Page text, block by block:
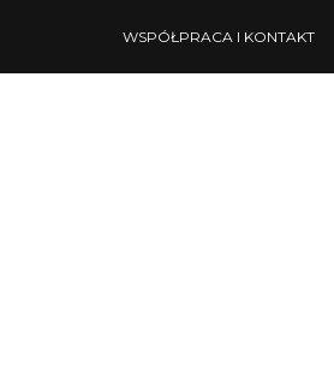
WSPÓŁPRACA I KONTAKT